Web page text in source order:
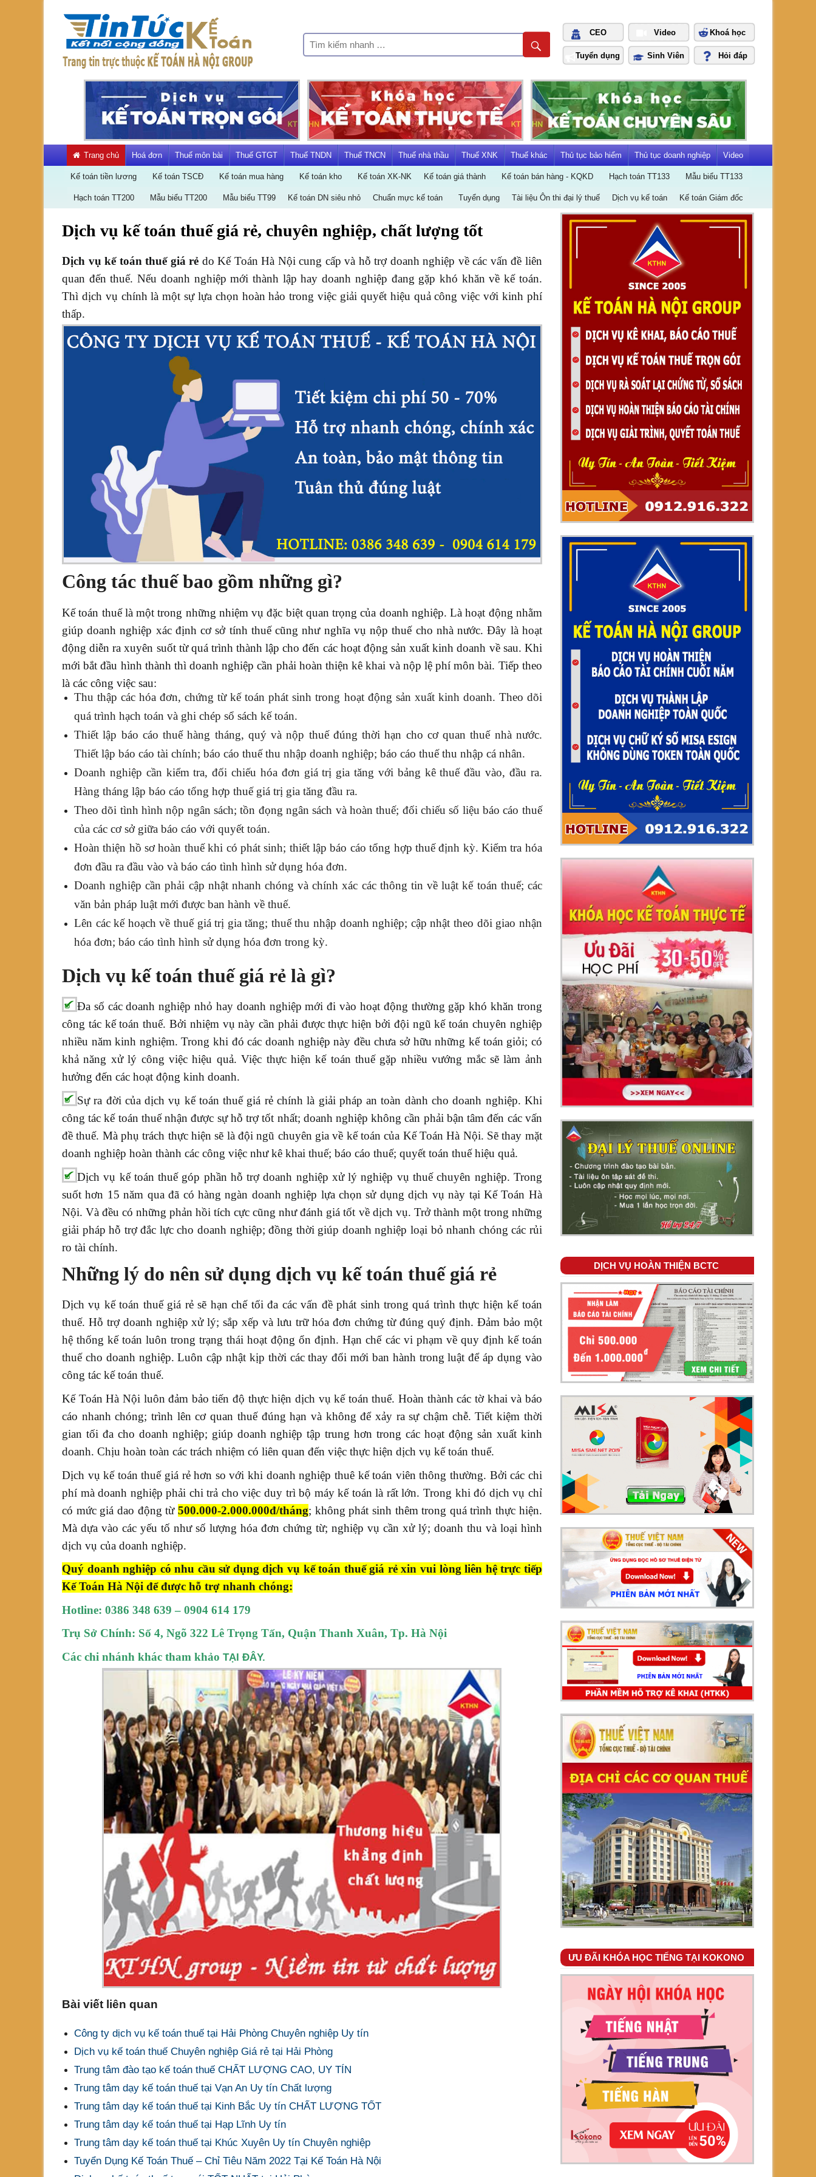
content
HÀ
NỘI
GROUP
toán
CEO Video Khoá học
Tuyển dụng Sinh Viên Hỏi đáp
Trang chủ Hoá đơn Thuế môn bài Thuế GTGT Thuế TNDN Thuế TNCN Thuế nhà thầu Thuế XNK Thuế khác Thủ tục bảo hiểm Thủ tục doanh nghiệp Video
Kế toán tiền lương Kế toán TSCĐ Kế toán mua hàng Kế toán kho Kế toán XK-NK Kế toán giá thành Kế toán bán hàng - KQKD Hạch toán TT133 Mẫu biểu TT133
Hạch toán TT200 Mẫu biểu TT200 Mẫu biểu TT99 Kế toán DN siêu nhỏ Chuẩn mực kế toán Tuyển dụng Tài liệu Ôn thi đại lý thuế Dịch vụ kế toán Kế toán Giám đốc
Dịch
kế
Dịch vụ kế toán thuế giá rẻ, chuyên nghiệp, chất lượng tốt
Dịch vụ kế toán thuế giá rẻ do Kế Toán Hà Nội cung cấp và hỗ trợ doanh nghiệp về các vấn đề liên
quan đến thuế. Nếu doanh nghiệp mới thành lập hay doanh nghiệp đang gặp khó khăn về kế toán.
Thì dịch vụ chính là một sự lựa chọn hoàn hảo trong việc giải quyết hiệu quả công việc với kinh phí
thấp.
Công tác thuế bao gồm những gì?
Kế toán thuế là một trong những nhiệm vụ đặc biệt quan trọng của doanh nghiệp. Là hoạt động nhằm
giúp doanh nghiệp xác định cơ sở tính thuế cũng như nghĩa vụ nộp thuế cho nhà nước. Đây là hoạt
động diễn ra xuyên suốt từ quá trình thành lập cho đến các hoạt động sản xuất kinh doanh về sau. Khi
mới bắt đầu hình thành thì doanh nghiệp cần phải hoàn thiện kê khai và nộp lệ phí môn bài. Tiếp theo
là các công việc sau:
Thu thập các hóa đơn, chứng từ kế toán phát sinh trong hoạt động sản xuất kinh doanh. Theo dõi
quá trình hạch toán và ghi chép sổ sách kế toán.
Thiết lập báo cáo thuế hàng tháng, quý và nộp thuế đúng thời hạn cho cơ quan thuế nhà nước.
Thiết lập báo cáo tài chính; báo cáo thuế thu nhập doanh nghiệp; báo cáo thuế thu nhập cá nhân.
Doanh nghiệp cần kiểm tra, đối chiếu hóa đơn giá trị gia tăng với bảng kê thuế đầu vào, đầu ra.
Hàng tháng lập báo cáo tổng hợp thuế giá trị gia tăng đầu ra.
Theo dõi tình hình nộp ngân sách; tồn đọng ngân sách và hoàn thuế; đối chiếu số liệu báo cáo thuế
của các cơ sở giữa báo cáo với quyết toán.
Hoàn thiện hồ sơ hoàn thuế khi có phát sinh; thiết lập báo cáo tổng hợp thuế định kỳ. Kiểm tra hóa
đơn đầu ra đầu vào và báo cáo tình hình sử dụng hóa đơn.
Doanh nghiệp cần phải cập nhật nhanh chóng và chính xác các thông tin về luật kế toán thuế; các
văn bản pháp luật mới được ban hành về thuế.
Lên các kế hoạch về thuế giá trị gia tăng; thuế thu nhập doanh nghiệp; cập nhật theo dõi giao nhận
hóa đơn; báo cáo tình hình sử dụng hóa đơn trong kỳ.
Dịch vụ kế toán thuế giá rẻ là gì?
Đa số các doanh nghiệp nhỏ hay doanh nghiệp mới đi vào hoạt động thường gặp khó khăn trong
công tác kế toán thuế. Bởi nhiệm vụ này cần phải được thực hiện bởi đội ngũ kế toán chuyên nghiệp
nhiều năm kinh nghiệm. Trong khi đó các doanh nghiệp này đều chưa sở hữu những kế toán giỏi; có
khả năng xử lý công việc hiệu quả. Việc thực hiện kế toán thuế gặp nhiều vướng mắc sẽ làm ảnh
hưởng đến các hoạt động kinh doanh.
Sự ra đời của dịch vụ kế toán thuế giá rẻ chính là giải pháp an toàn dành cho doanh nghiệp. Khi
công tác kế toán thuế nhận được sự hỗ trợ tốt nhất; doanh nghiệp không cần phải bận tâm đến các vấn
đề thuế. Mà phụ trách thực hiện sẽ là đội ngũ chuyên gia về kế toán của Kế Toán Hà Nội. Sẽ thay mặt
doanh nghiệp hoàn thành các công việc như kê khai thuế; báo cáo thuế; quyết toán thuế hiệu quả.
Dịch vụ kế toán thuế góp phần hỗ trợ doanh nghiệp xử lý nghiệp vụ thuế chuyên nghiệp. Trong
suốt hơn 15 năm qua đã có hàng ngàn doanh nghiệp lựa chọn sử dụng dịch vụ này tại Kế Toán Hà
Nội. Và đều có những phản hồi tích cực cũng như đánh giá tốt về dịch vụ. Trở thành một trong những
giải pháp hỗ trợ đắc lực cho doanh nghiệp; đồng thời giúp doanh nghiệp loại bỏ nhanh chóng các rủi
ro tài chính.
Những lý do nên sử dụng dịch vụ kế toán thuế giá rẻ
Dịch vụ kế toán thuế giá rẻ sẽ hạn chế tối đa các vấn đề phát sinh trong quá trình thực hiện kế toán
thuế. Hỗ trợ doanh nghiệp xử lý; sắp xếp và lưu trữ hóa đơn chứng từ đúng quý định. Đảm bảo một
hệ thống kế toán luôn trong trạng thái hoạt động ổn định. Hạn chế các vi phạm về quy định kế toán
thuế cho doanh nghiệp. Luôn cập nhật kịp thời các thay đổi mới ban hành trong luật để áp dụng vào
công tác kế toán thuế.
Kế Toán Hà Nội luôn đảm bảo tiến độ thực hiện dịch vụ kế toán thuế. Hoàn thành các tờ khai và báo
cáo nhanh chóng; trình lên cơ quan thuế đúng hạn và không để xảy ra sự chậm chễ. Tiết kiệm thời
gian tối đa cho doanh nghiệp; giúp doanh nghiệp tập trung hơn trong các hoạt động sản xuất kinh
doanh. Chịu hoàn toàn các trách nhiệm có liên quan đến việc thực hiện dịch vụ kế toán thuế.
Dịch vụ kế toán thuế giá rẻ hơn so với khi doanh nghiệp thuê kế toán viên thông thường. Bởi các chi
phí mà doanh nghiệp phải chi trả cho việc duy trì bộ máy kế toán là rất lớn. Trong khi đó dịch vụ chỉ
có mức giá dao động từ 500.000-2.000.000đ/tháng; không phát sinh thêm trong quá trình thực hiện.
Mà dựa vào các yếu tố như số lượng hóa đơn chứng từ; nghiệp vụ cần xử lý; doanh thu và loại hình
dịch vụ của doanh nghiệp.
Quý doanh nghiệp có nhu cầu sử dụng dịch vụ kế toán thuế giá rẻ xin vui lòng liên hệ trực tiếp
Kế Toán Hà Nội để được hỗ trợ nhanh chóng:
Hotline: 0386 348 639 – 0904 614 179
Trụ Sở Chính: Số 4, Ngõ 322 Lê Trọng Tấn, Quận Thanh Xuân, Tp. Hà Nội
Các chi nhánh khác tham khảo TẠI ĐÂY.
Bài viết liên quan
Công ty dịch vụ kế toán thuế tại Hải Phòng Chuyên nghiệp Uy tín
Dịch vụ kế toán thuế Chuyên nghiệp Giá rẻ tại Hải Phòng
Trung tâm đào tạo kế toán thuế CHẤT LƯỢNG CAO, UY TÍN
Trung tâm dạy kế toán thuế tại Vạn An Uy tín Chất lượng
Trung tâm dạy kế toán thuế tại Kinh Bắc Uy tín CHẤT LƯỢNG TỐT
Trung tâm dạy kế toán thuế tại Hạp Lĩnh Uy tín
Trung tâm dạy kế toán thuế tại Khúc Xuyên Uy tín Chuyên nghiệp
Tuyển Dụng Kế Toán Thuế – Chỉ Tiêu Năm 2022 Tại Kế Toán Hà Nội
DỊCH VỤ HOÀN THIỆN BCTC
ƯU ĐÃI KHÓA HỌC TIẾNG TẠI KOKONO